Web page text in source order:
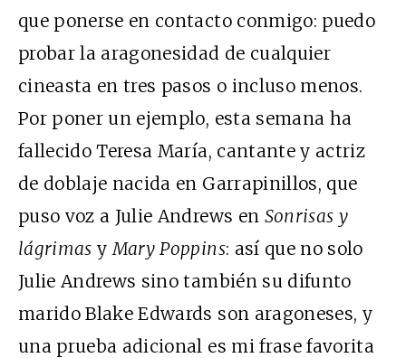
que ponerse en contacto conmigo: puedo
probar la aragonesidad de cualquier
cineasta en tres pasos o incluso menos.
Por poner un ejemplo, esta semana ha
fallecido Teresa María, cantante y actriz
de doblaje nacida en Garrapinillos, que
puso voz a Julie Andrews en Sonrisas y
lágrimasy Mary Poppins: así que no solo
Julie Andrews sino también su difunto
marido Blake Edwards son aragoneses, y
una prueba adicional es mi frase favorita